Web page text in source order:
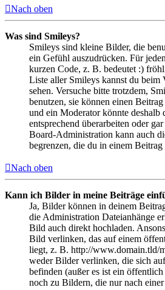
Nach oben
Was sind Smileys?
Smileys sind kleine Bilder, die
ein Gefühl auszudrücken. Für
kurzen Code, z. B. bedeutet :)
Liste aller Smileys kannst du beim
sehen. Versuche bitte trotzdem,
benutzen, sie können einen
und ein Moderator könnte deshalb
entsprechend überarbeiten oder
Board-Administration kann auch
begrenzen, die du in einem Beitrag
Nach oben
Kann ich Bilder in meine Beiträge
Ja, Bilder können in deinem
die Administration Dateianhänge
Bild auch direkt hochladen.
Bild verlinken, das auf einem
liegt, z. B. http://www.domain.tld/
weder Bilder verlinken, die sich
befinden (außer es ist ein
noch zu Bildern, die nur nach